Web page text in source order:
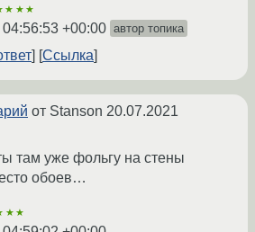
+00:00 автор топика
Ссылка
от Stanson 20.07.2021
там уже фольгу на стены
обоев…